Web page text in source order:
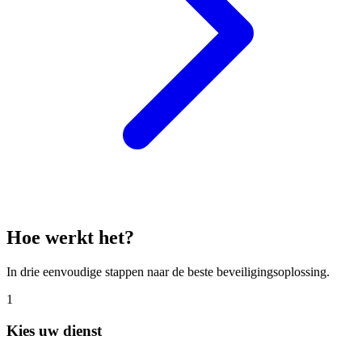
Hoe werkt het?
In drie eenvoudige stappen naar de beste beveiligingsoplossing.
1
Kies uw dienst